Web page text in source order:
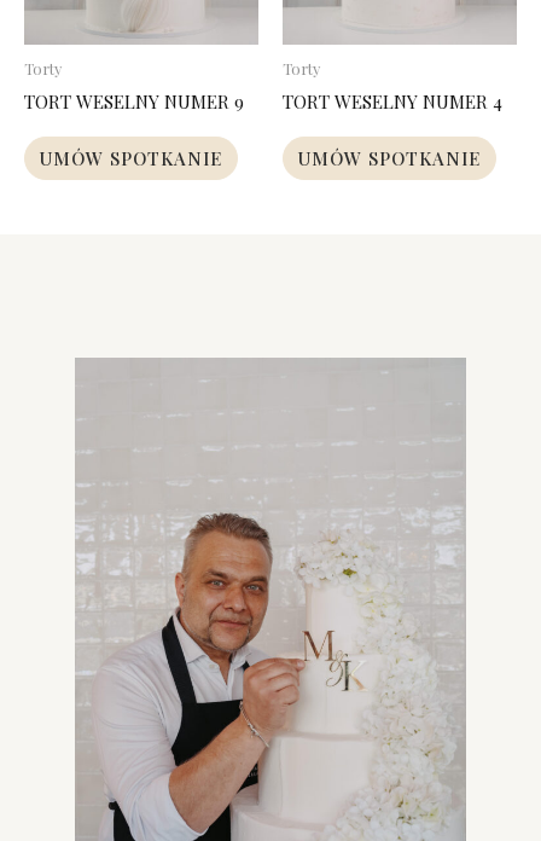
Torty
TORT WESELNY NUMER 9
UMÓW SPOTKANIE
Torty
TORT WESELNY NUMER 4
UMÓW SPOTKANIE